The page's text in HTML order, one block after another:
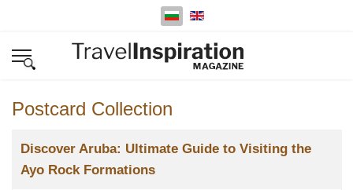
Изберете език
Postcard Collection
Заглавие
Discover Aruba: Ultimate Guide to Visiting the
Ayo Rock Formations